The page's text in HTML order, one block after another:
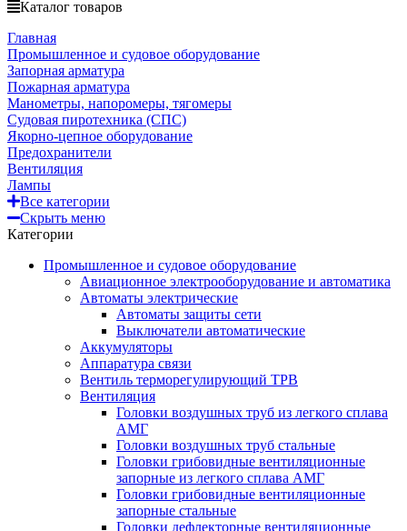
Каталог товаров
Главная
Промышленное и судовое оборудование
Запорная арматура
Пожарная арматура
Манометры, напоромеры, тягомеры
Судовая пиротехника (СПС)
Якорно-цепное оборудование
Предохранители
Вентиляция
Лампы
Все категории
Скрыть меню
Категории
Промышленное и судовое оборудование
Авиационное электрооборудование и автоматика
Автоматы электрические
Автоматы защиты сети
Выключатели автоматические
Аккумуляторы
Аппаратура связи
Вентиль терморегулирующий ТРВ
Вентиляция
Головки воздушных труб из легкого сплава
АМГ
Головки воздушных труб стальные
Головки грибовидные вентиляционные
запорные из легкого сплава АМГ
Головки грибовидные вентиляционные
запорные стальные
Головки дефлекторные вентиляционные